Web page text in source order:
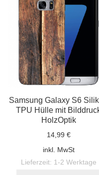
Samsung Galaxy S6
TPU Hülle mit
HolzOptik
14,99 €
inkl. MwSt
Lieferzeit: 1-2 Werktage